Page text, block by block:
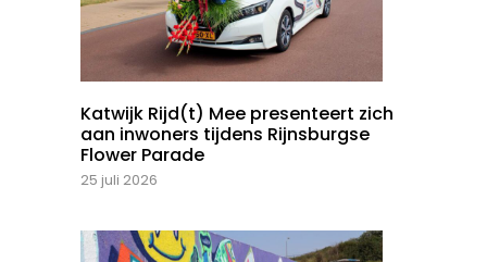
Katwijk Rijd(t) Mee presenteert zich
aan inwoners tijdens Rijnsburgse
Flower Parade
25 juli 2026